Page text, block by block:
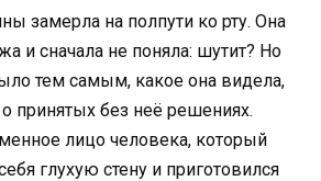
замерла на полпути ко рту. Она
и сначала не поняла: шутит? Но
тем самым, какое она видела,
принятых без неё решениях.
лицо человека, который
глухую стену и приготовился